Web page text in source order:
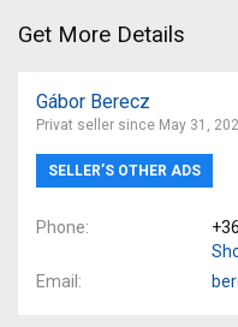
Get More Details
Gábor Berecz
Privat seller since May 31,
SELLER’S OTHER ADS
Phone
Email